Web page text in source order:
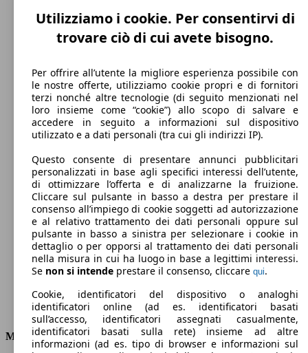
288 km/h
Velocità massima
Benzina
Carburante
254 g/km
Emissioni di CO2 (combinato)*
Consumi
Motore e Prestazioni
Utilizziamo i cookie. Per consentirvi di
trovare ciò di cui avete bisogno.
Per offrire all’utente la migliore esperienza possibile con
le nostre offerte, utilizziamo cookie propri e di fornitori
terzi nonché altre tecnologie (di seguito menzionati nel
loro insieme come “cookie”) allo scopo di salvare e
accedere in seguito a informazioni sul dispositivo
utilizzato e a dati personali (tra cui gli indirizzi IP).
Questo consente di presentare annunci pubblicitari
personalizzati in base agli specifici interessi dell’utente,
di ottimizzare l’offerta e di analizzarne la fruizione.
Cliccare sul pulsante in basso a destra per prestare il
consenso all’impiego di cookie soggetti ad autorizzazione
e al relativo trattamento dei dati personali oppure sul
pulsante in basso a sinistra per selezionare i cookie in
dettaglio o per opporsi al trattamento dei dati personali
nella misura in cui ha luogo in base a legittimi interessi.
Se non si intende prestare il consenso, cliccare qui.
Cookie, identificatori del dispositivo o analoghi
identificatori online (ad es. identificatori basati
sull’accesso, identificatori assegnati casualmente,
identificatori basati sulla rete) insieme ad altre
informazioni (ad es. tipo di browser e informazioni sul